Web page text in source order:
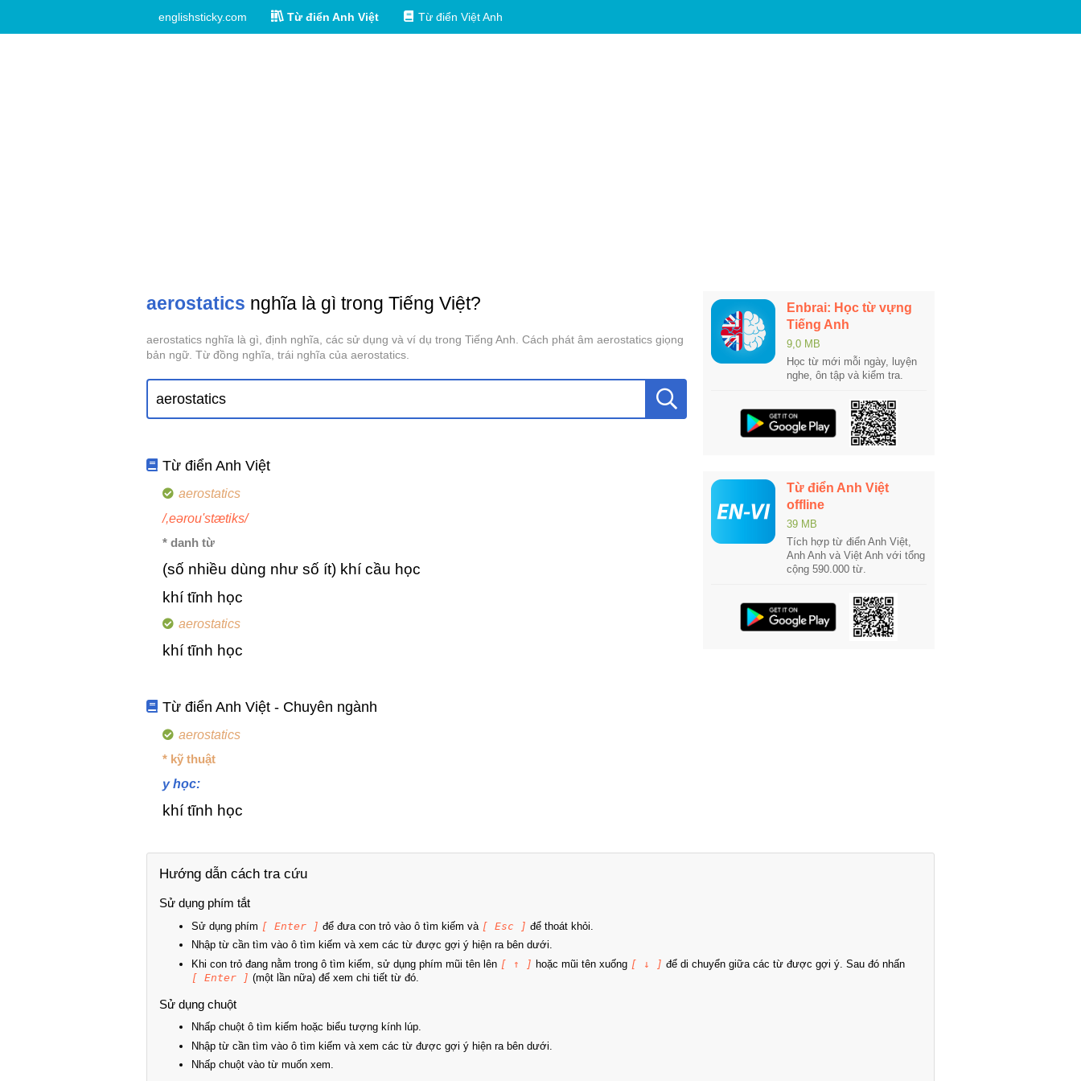
englishsticky.com Từ điển Anh Việt Từ điển Việt Anh
aerostatics nghĩa là gì trong Tiếng Việt?
aerostatics nghĩa là gì, định nghĩa, các sử dụng và ví dụ trong Tiếng Anh. Cách phát âm aerostatics giọng
bản ngữ. Từ đồng nghĩa, trái nghĩa của aerostatics.
Từ điển Anh Việt
aerostatics
/,eərou'stætiks/
* danh từ
(số nhiều dùng như số ít) khí cầu học
khí tĩnh học
aerostatics
khí tĩnh học
Từ điển Anh Việt - Chuyên ngành
aerostatics
* kỹ thuật
y học:
khí tĩnh học
Enbrai: Học từ vựng
Tiếng Anh
9,0 MB
Học từ mới mỗi ngày, luyện
nghe, ôn tập và kiểm tra.
Từ điển Anh Việt
offline
39 MB
Tích hợp từ điển Anh Việt,
Anh Anh và Việt Anh với tổng
cộng 590.000 từ.
Hướng dẫn cách tra cứu
Sử dụng phím tắt
Sử dụng phím [ Enter ] để đưa con trỏ vào ô tìm kiếm và [ Esc ] để thoát khỏi.
Nhập từ cần tìm vào ô tìm kiếm và xem các từ được gợi ý hiện ra bên dưới.
Khi con trỏ đang nằm trong ô tìm kiếm, sử dụng phím mũi tên lên [ ↑ ] hoặc mũi tên xuống [ ↓ ] để di chuyển giữa các từ được gợi ý. Sau đó nhấn
[ Enter ] (một lần nữa) để xem chi tiết từ đó.
Sử dụng chuột
Nhấp chuột ô tìm kiếm hoặc biểu tượng kính lúp.
Nhập từ cần tìm vào ô tìm kiếm và xem các từ được gợi ý hiện ra bên dưới.
Nhấp chuột vào từ muốn xem.